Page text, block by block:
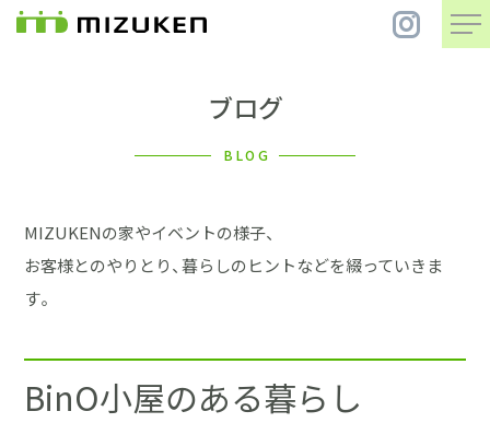
住 宅
まちづくり
会社案内
ブログ
BLOG
MIZUKENの家やイベントの様子、
お客様とのやりとり、暮らしのヒントなどを綴っていきま
す。
BinO小屋のある暮らし